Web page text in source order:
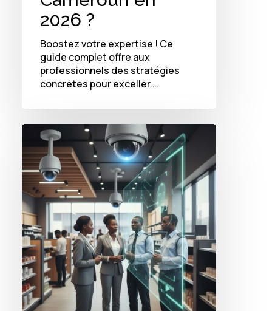
2026 ?
Boostez votre expertise ! Ce
guide complet offre aux
professionnels des stratégies
concrètes pour exceller.…
Comment
vidéosurveillance
intelligente
réinvente
la
sécurité
des
commerces
en
Afrique
en
2026
?